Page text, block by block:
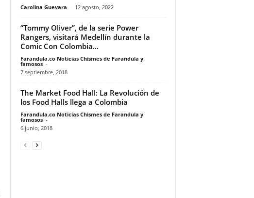
Carolina Guevara - 12 agosto, 2022
“Tommy Oliver”, de la serie Power
Rangers, visitará Medellín durante la
Comic Con Colombia...
Farandula.co Noticias Chismes de Farandula y
famosos -
7 septiembre, 2018
The Market Food Hall: La Revolución de
los Food Halls llega a Colombia
Farandula.co Noticias Chismes de Farandula y
famosos -
6 junio, 2018